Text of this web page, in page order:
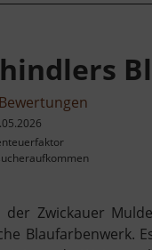
der Zwickauer
Blaufarbenwerk.